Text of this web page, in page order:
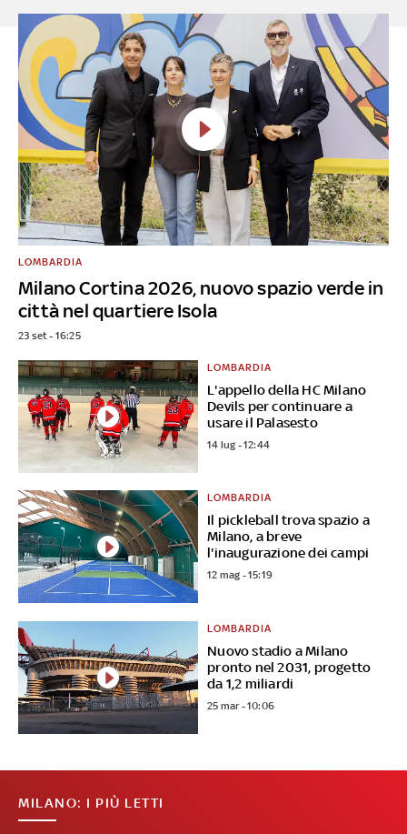
Milano Cortina 2026, nuovo spazio verde in
città nel quartiere Isola
LOMBARDIA
23 set - 16:25
L'appello della HC Milano
Devils per continuare a
usare il Palasesto
LOMBARDIA
14 lug - 12:44
Il pickleball trova spazio a
Milano, a breve
l'inaugurazione dei campi
LOMBARDIA
12 mag - 15:19
Nuovo stadio a Milano
pronto nel 2031, progetto
da 1,2 miliardi
LOMBARDIA
25 mar - 10:06
MILANO: I PIÙ LETTI